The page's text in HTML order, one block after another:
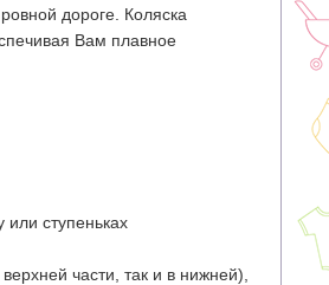
дороге. Коляска
Вам плавное
ступеньках
части, так и в нижней),